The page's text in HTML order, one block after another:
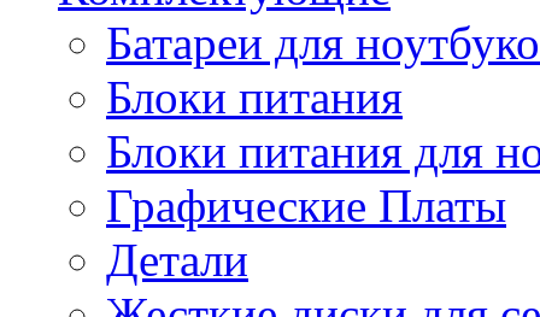
Батареи для
Блоки питания
Блоки питания для
Графические Платы
Детали